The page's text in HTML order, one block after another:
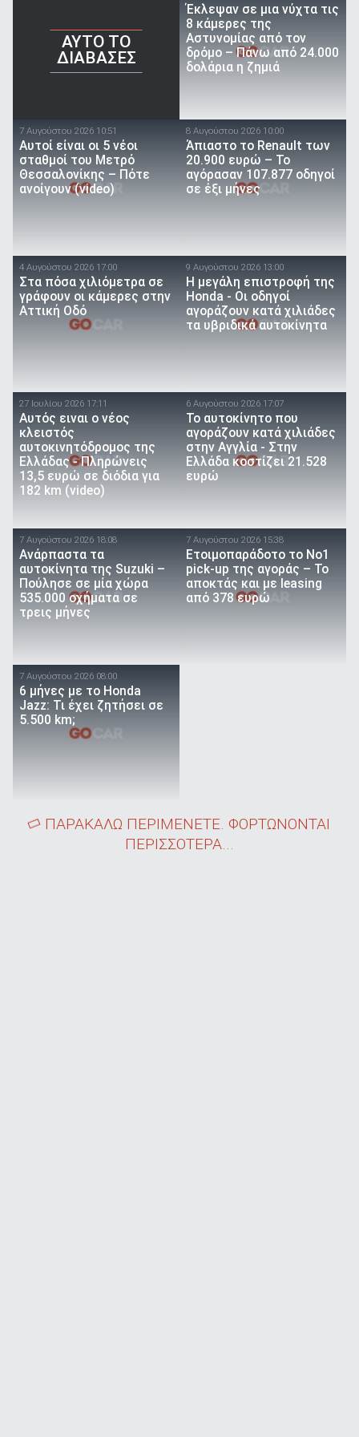
AYTO TO
ΔΙΑΒΑΣΕΣ
Έκλεψαν σε μια νύχτα τις
8 κάμερες της
Αστυνομίας από τον
δρόμο – Πάνω από 24.000
δολάρια η ζημιά
7 Αυγούστου 2026 10:51
Αυτοί είναι οι 5 νέοι
σταθμοί του Μετρό
Θεσσαλονίκης – Πότε
ανοίγουν (video)
8 Αυγούστου 2026 10:00
Άπιαστο το Renault των
20.900 ευρώ – Το
αγόρασαν 107.877 οδηγοί
σε έξι μήνες
4 Αυγούστου 2026 17:00
Στα πόσα χιλιόμετρα σε
γράφουν οι κάμερες στην
Αττική Οδό
9 Αυγούστου 2026 13:00
Η μεγάλη επιστροφή της
Honda - Οι οδηγοί
αγοράζουν κατά χιλιάδες
τα υβριδικά αυτοκίνητα
27 Ιουλίου 2026 17:11
Αυτός ειναι ο νέος
κλειστός
αυτοκινητόδρομος της
Ελλάδας - Πληρώνεις
13,5 ευρώ σε διόδια για
182 km (video)
6 Αυγούστου 2026 17:07
To αυτοκίνητο που
αγοράζουν κατά χιλιάδες
στην Αγγλία - Στην
Ελλάδα κοστίζει 21.528
ευρώ
7 Αυγούστου 2026 18:08
Ανάρπαστα τα
αυτοκίνητα της Suzuki –
Πούλησε σε μία χώρα
535.000 οχήματα σε
τρεις μήνες
7 Αυγούστου 2026 15:38
Ετοιμοπαράδοτο το Νο1
pick-up της αγοράς – Το
αποκτάς και με leasing
από 378 ευρώ
7 Αυγούστου 2026 08:00
6 μήνες με το Honda
Jazz: Τι έχει ζητήσει σε
5.500 km;
ΠΑΡΑΚΑΛΩ ΠΕΡΙΜΕΝΕΤΕ. ΦΟΡΤΩΝΟΝΤΑΙ
ΠΕΡΙΣΣΟΤΕΡΑ...